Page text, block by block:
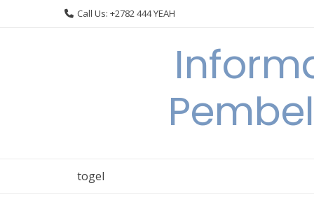
Call Us: +2782 444 YEAH
togel